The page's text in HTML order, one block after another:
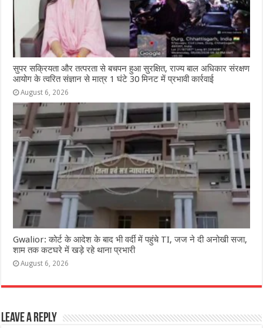
सुपर सक्रियता और तत्परता से बचपन हुआ सुरक्षित, राज्य बाल अधिकार संरक्षण
आयोग के त्वरित संज्ञान से मात्र 1 घंटे 30 मिनट में प्रभावी कार्रवाई
August 6, 2026
Gwalior: कोर्ट के आदेश के बाद भी वर्दी में पहुंचे TI, जज ने दी अनोखी सजा,
शाम तक कटघरे में खड़े रहे थाना प्रभारी
August 6, 2026
Leave a Reply